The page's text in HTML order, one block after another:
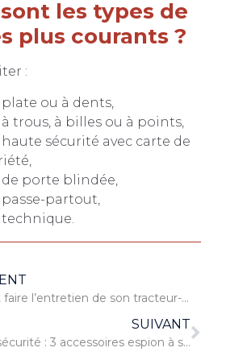
les types de
plus courants ?
:
plate ou à dents,
à trous, à billes ou à points,
haute sécurité avec carte de
de porte blindée,
passe-partout,
technique.
Comment faire l’entretien de son tracteur-tondeuse ?
SUIVANT
Agent de sécurité : 3 accessoires espion à se procurer